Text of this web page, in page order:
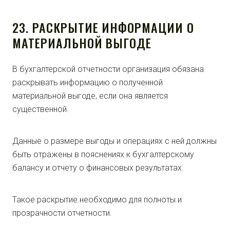
23. РАСКРЫТИЕ ИНФОРМАЦИИ О
МАТЕРИАЛЬНОЙ ВЫГОДЕ
В бухгалтерской отчетности организация обязана
раскрывать информацию о полученной
материальной выгоде, если она является
существенной.
Данные о размере выгоды и операциях с ней должны
быть отражены в пояснениях к бухгалтерскому
балансу и отчету о финансовых результатах.
Такое раскрытие необходимо для полноты и
прозрачности отчетности.